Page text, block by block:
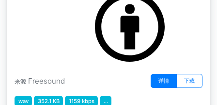
来源 Freesound 详情 下载
wav 352.1 KB 1159 kbps ...